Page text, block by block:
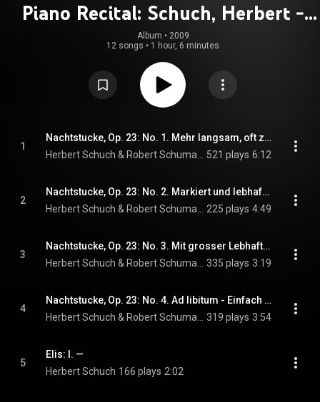
Piano Recital: Schuch, Herbert -
Schumann, R. / Holliger, H. /
Scriabin, A. / Ravel, M. / Mozart,
W.A. (Nachtstucke)
Album • 2009
12 songs • 1 hour, 6 minutes
1
Nachtstucke, Op. 23: No. 1. Mehr langsam, oft zuruckhaltend (Trauerzug)
521 plays 6:12
2
Nachtstucke, Op. 23: No. 2. Markiert und lebhaft (Kuriose Gesellschaft)
225 plays 4:49
3
Nachtstucke, Op. 23: No. 3. Mit grosser Lebhaftigkeit (Nachtliches Gelage)
335 plays 3:19
4
Nachtstucke, Op. 23: No. 4. Ad libitum - Einfach (Rundgesang mit Solostimmen)
319 plays 3:54
5
Elis: I. —
Herbert Schuch 166 plays 2:02